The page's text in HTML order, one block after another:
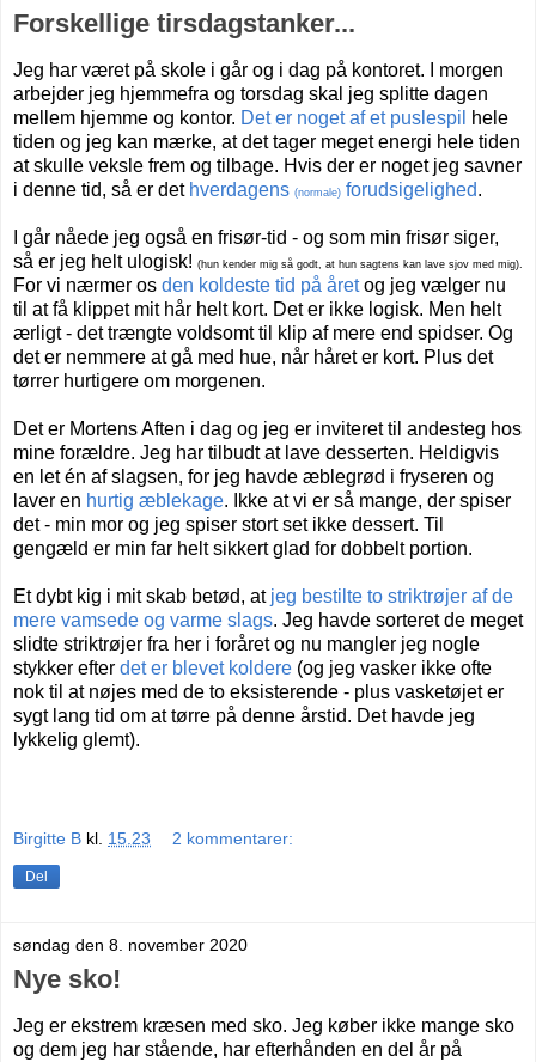
Forskellige tirsdagstanker...
Jeg har været på skole i går og i dag på kontoret. I morgen
arbejder jeg hjemmefra og torsdag skal jeg splitte dagen
mellem hjemme og kontor. Det er noget af et puslespil
hele
tiden og jeg kan mærke, at det tager meget energi hele tiden
at skulle veksle frem og tilbage. Hvis der er noget jeg savner
i denne tid, så er det hverdagens (normale) forudsigelighed.
I går nåede jeg også en frisør-tid - og som min frisør siger,
så er jeg helt ulogisk! (hun kender mig så godt, at hun sagtens kan lave sjov med mig).
For vi nærmer os den koldeste tid på åretog jeg vælger nu
til at få klippet mit hår helt kort. Det er ikke logisk. Men helt
ærligt - det trængte voldsomt til klip af mere end spidser. Og
det er nemmere at gå med hue, når håret er kort. Plus det
tørrer hurtigere om morgenen.
Det er Mortens Aften i dag og jeg er inviteret til andesteg hos
mine forældre. Jeg har tilbudt at lave desserten. Heldigvis
en let én af slagsen, for jeg havde æblegrød i fryseren og
laver en hurtig æblekage. Ikke at vi er så mange, der spiser
det - min mor og jeg spiser stort set ikke dessert. Til
gengæld er min far helt sikkert glad for dobbelt portion.
Et dybt kig i mit skab betød, at jeg bestilte to striktrøjer af de
mere vamsede og varme slags. Jeg havde sorteret de meget
slidte striktrøjer fra her i foråret og nu mangler jeg nogle
stykker efter det er blevet koldere (og jeg vasker ikke ofte
nok til at nøjes med de to eksisterende - plus vasketøjet er
sygt lang tid om at tørre på denne årstid. Det havde jeg
lykkelig glemt).
Birgitte B kl. 15.23 2 kommentarer:
Del
søndag den 8. november 2020
Nye sko!
Jeg er ekstrem kræsen med sko. Jeg køber ikke mange sko
og dem jeg har stående, har efterhånden en del år på